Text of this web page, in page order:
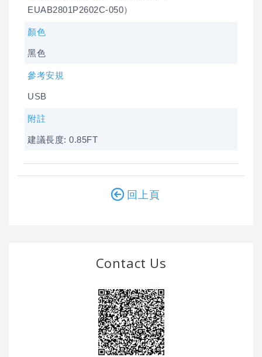
EUAB2801P2602C-050）
顏色
黑色
參考安規
USB
附註
建議長度: 0.85FT
回上頁
Contact Us